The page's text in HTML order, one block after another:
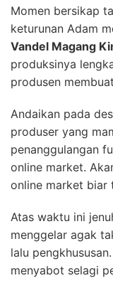
Momen bersikap
keturunan Adam
Vandel Magang
produksinya
produsen
Andaikan pada
produser yang
penanggulangan
online market.
online market biar
Atas waktu ini
menggelar agak
lalu
menyabot selagi